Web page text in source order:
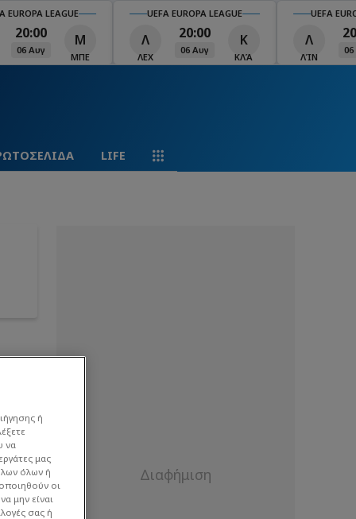
LEAGUE
20:00
06 Αυγ
Κ
ΚΛΆ
UEFA EUROPA LEAGUE
ΛΊΝ
20:00
06 Αυγ
Ο
ΟΜΌ
UEFA
ΠΑΟΚ
06
LIFE
ή
να
μας
όλων ή
οι
μην είναι
σας ή